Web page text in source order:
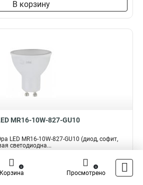
В корзину
MR16-10W-827-GU10
LED MR16-10W-827-GU10 (диод, софит,
светодиодна...
Корзина
0
Просмотрено
0